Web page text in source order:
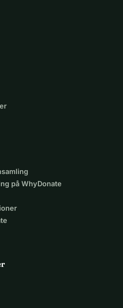
vill ni komma i kontakt med
på WhyDonate